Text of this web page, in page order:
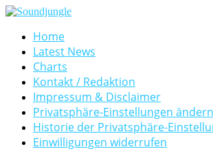
Home
Latest News
Charts
Kontakt / Redaktion
Impressum & Disclaimer
Privatsphäre-Einstellungen ändern
Historie der Privatsphäre-
Einwilligungen widerrufen